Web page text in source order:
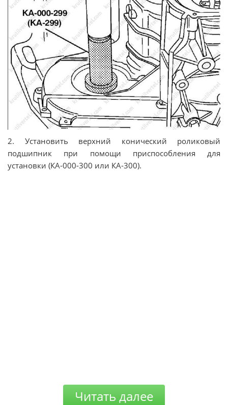
2. Установить верхний конический роликовый
подшипник при помощи приспособления для
установки (КА-000-300 или КА-300).
Читать далее